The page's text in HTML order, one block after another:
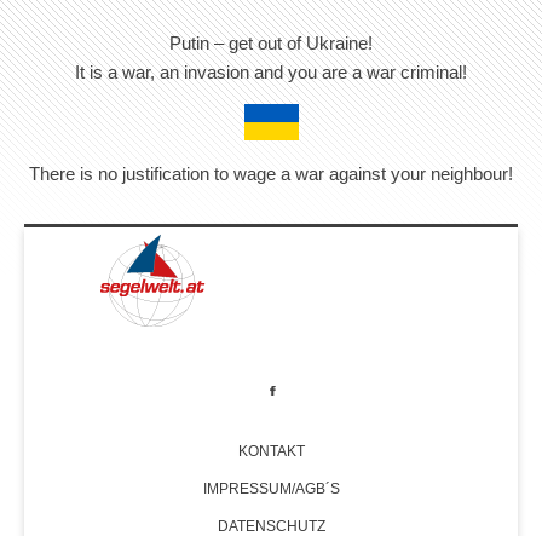
Putin – get out of Ukraine!
It is a war, an invasion and you are a war criminal!
There is no justification to wage a war against your neighbour!
KONTAKT
IMPRESSUM/AGB´S
DATENSCHUTZ